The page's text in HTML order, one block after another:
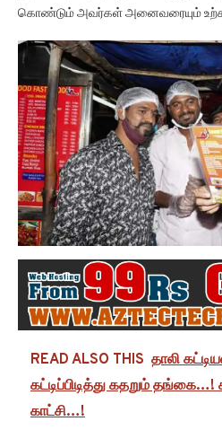
கொண்டும் அவர்கள் அனைவரையும்
READ ALSO THIS தாலி
கட்டிப்பிடித்து கதறும்
காட்சி…!